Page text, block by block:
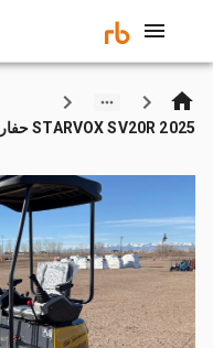
2025 STARVOX SV20R حفارة صغيرة (Unused)